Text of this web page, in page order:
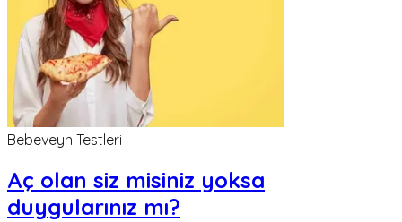
Bebeveyn Testleri
Aç olan siz misiniz yoksa
duygularınız mı?